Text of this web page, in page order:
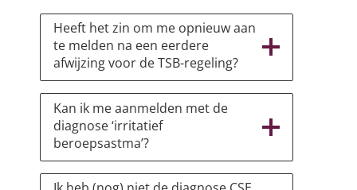
Heeft het zin om me opnieuw aan
te melden na een eerdere
afwijzing voor de TSB-regeling?
Kan ik me aanmelden met de
diagnose ‘irritatief
beroepsastma’?